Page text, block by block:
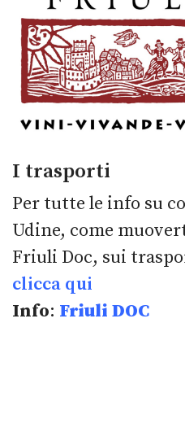
I trasporti
Per tutte le info su
Udine, come
Friuli Doc, sui
clicca qui
Info: Friuli DOC